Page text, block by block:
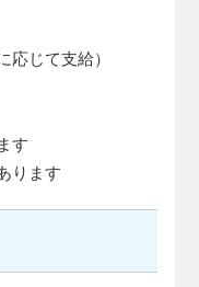
応じて支給）
す
ります